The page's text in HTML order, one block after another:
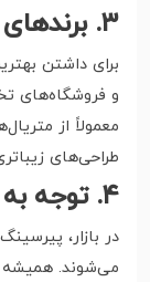
۳. برندهای معتبر را بشناسید
برای داشتن
و فروشگاه‌های
معمولاً از
طراحی‌های
۴. توجه به قیمت و کیفیت
در بازار،
می‌شوند. همیشه